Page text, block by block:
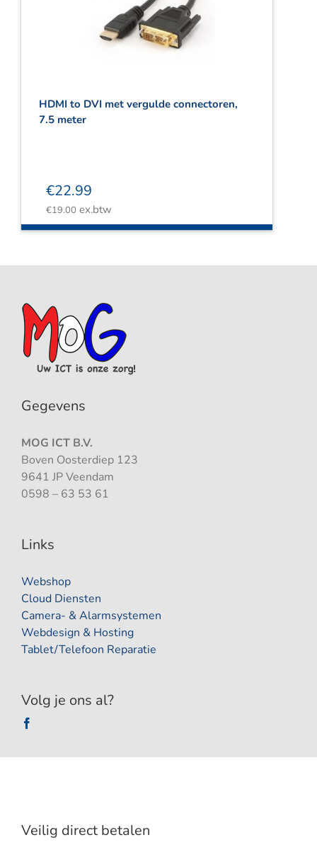
HDMI to DVI met vergulde connectoren,
7.5 meter
€22.99
€19.00 ex.btw
Gegevens
MOG ICT B.V.
Boven Oosterdiep 123
9641 JP Veendam
0598 – 63 53 61
Links
Webshop
Cloud Diensten
Camera- & Alarmsystemen
Webdesign & Hosting
Tablet/Telefoon Reparatie
Volg je ons al?
Veilig direct betalen